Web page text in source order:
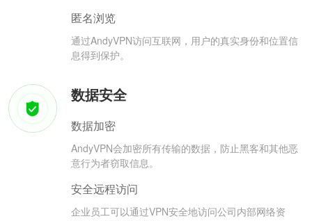
匿名浏览
通过AndyVPN访问互联网，用户的真实身份和位置信
息得到保护。
数据安全
数据加密
AndyVPN会加密所有传输的数据，防止黑客和其他恶
意行为者窃取信息。
安全远程访问
企业员工可以通过VPN安全地访问公司内部网络资